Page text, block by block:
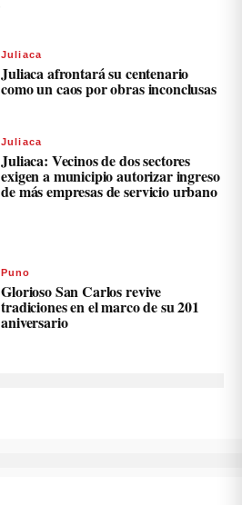
Juliaca
Juliaca afrontará su centenario
como un caos por obras inconclusas
Juliaca
Juliaca: Vecinos de dos sectores
exigen a municipio autorizar ingreso
de más empresas de servicio urbano
Puno
Glorioso San Carlos revive
tradiciones en el marco de su 201
aniversario